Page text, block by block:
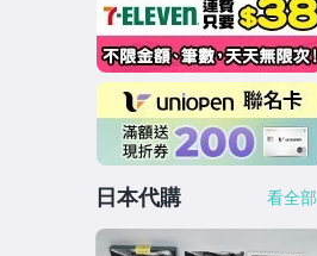
日本代購 看全部